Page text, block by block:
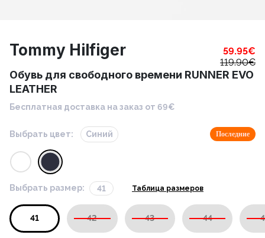
Tommy Hilfiger 59.95€
119.90€
Обувь для свободного времени RUNNER EVO
LEATHER
Бесплатная доставка на заказ от 69€
Выбрать цвет: Синий Последние
Выбрать размер: 41 Таблица размеров
41 42 43 44